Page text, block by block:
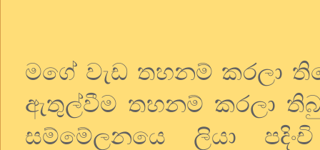
මගේ වැඩ තහනම් කරලා
ඇතුල්වීම තහනම් කරලා
සම්මේලනයෙ ලියා